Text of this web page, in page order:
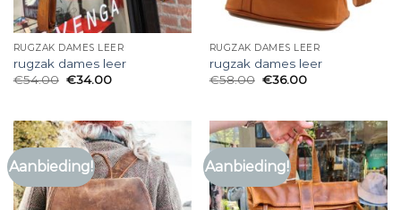
RUGZAK DAMES LEER
rugzak dames leer
€54.00 €34.00
RUGZAK DAMES LEER
rugzak dames leer
€58.00 €36.00
Aanbieding! Aanbieding!